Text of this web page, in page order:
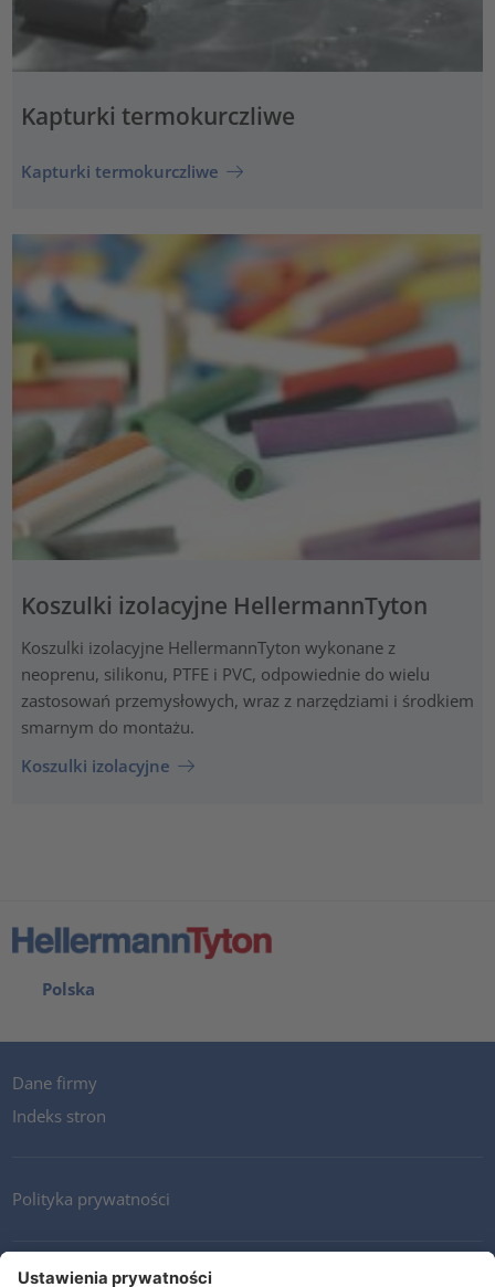
Kapturki termokurczliwe
Kapturki termokurczliwe
Koszulki izolacyjne HellermannTyton
Koszulki izolacyjne HellermannTyton wykonane z
neoprenu, silikonu, PTFE i PVC, odpowiednie do wielu
zastosowań przemysłowych, wraz z narzędziami i środkiem
smarnym do montażu.
Koszulki izolacyjne
Polska
Dane firmy
Indeks stron
Polityka prywatności